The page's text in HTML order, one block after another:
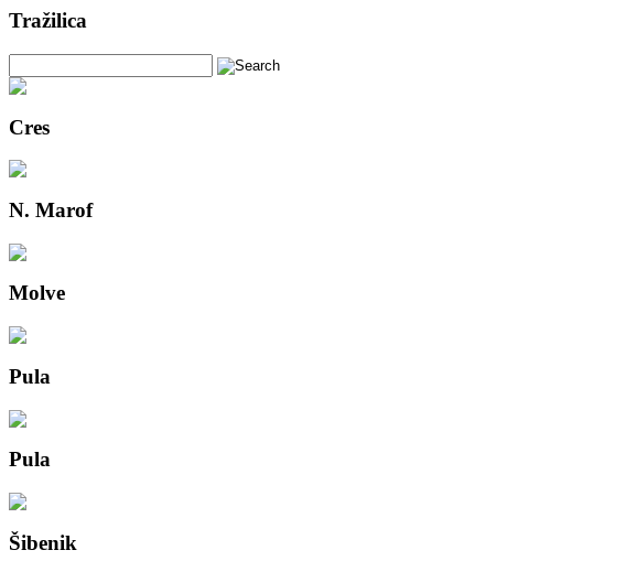
Tražilica
Cres
N. Marof
Molve
Pula
Pula
Šibenik